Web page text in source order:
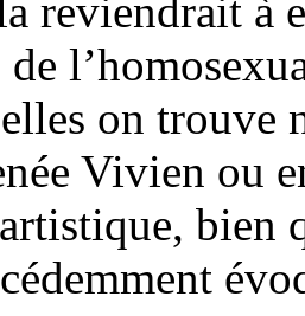
reviendrait à
on trouve
Vivien ou
bien